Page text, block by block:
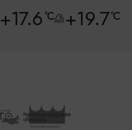
+17.6°C +19.7°C